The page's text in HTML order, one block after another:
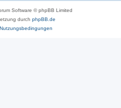
Software © phpBB Limited
durch phpBB.de
Nutzungsbedingungen